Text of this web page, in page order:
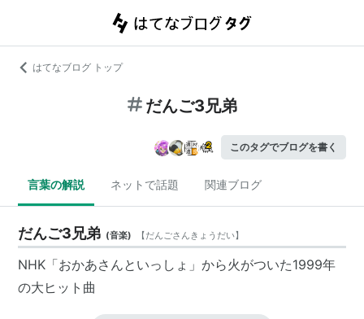
はてなブログ トップ
だんご3兄弟
このタグでブログを書く
言葉の解説 ネットで話題 関連ブログ
だんご3兄弟 (音楽) 【だんごさんきょうだい】
NHK「おかあさんといっしょ」から火がついた1999年
の大ヒット曲